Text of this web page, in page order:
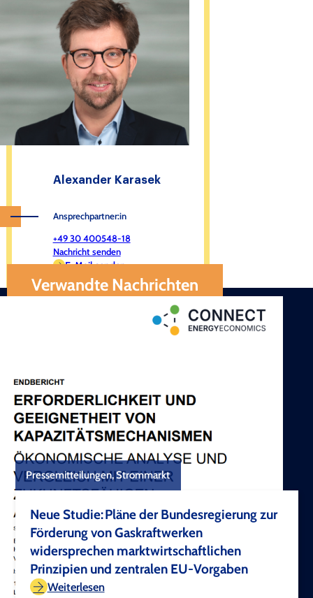
Alexander Karasek
Ansprechpartner:in
+49 30 400548-18
Nachricht senden
E-Mail senden
Verwandte Nachrichten
Pressemitteilungen, Strommarkt
Neue Studie: Pläne der Bundesregierung zur
Förderung von Gaskraftwerken
widersprechen marktwirtschaftlichen
Prinzipien und zentralen EU-Vorgaben
Weiterlesen
TEST COPYRIGHT